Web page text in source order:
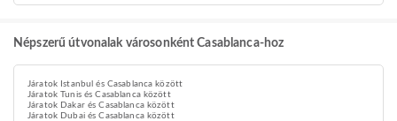
Népszerű útvonalak városonként Casablanca-hoz
Járatok Istanbul és Casablanca között
Járatok Tunis és Casablanca között
Járatok Dakar és Casablanca között
Járatok Dubai és Casablanca között